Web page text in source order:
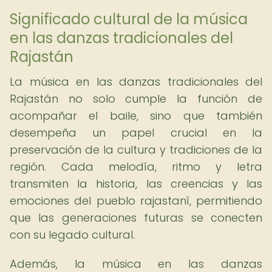
Significado cultural de la música
en las danzas tradicionales del
Rajastán
La música en las danzas tradicionales del
Rajastán no solo cumple la función de
acompañar el baile, sino que también
desempeña un papel crucial en la
preservación de la cultura y tradiciones de la
región. Cada melodía, ritmo y letra
transmiten la historia, las creencias y las
emociones del pueblo rajastaní, permitiendo
que las generaciones futuras se conecten
con su legado cultural.
Además, la música en las danzas